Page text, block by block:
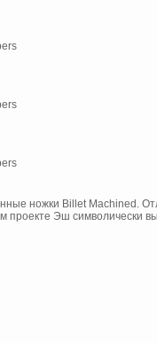
ножки Billet Machined.
проекте Эш символически